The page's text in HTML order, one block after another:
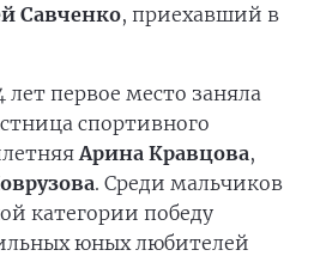
Савченко, приехавший в
лет первое место заняла
спортивного
Арина Кравцова,
. Среди мальчиков
категории победу
юных любителей